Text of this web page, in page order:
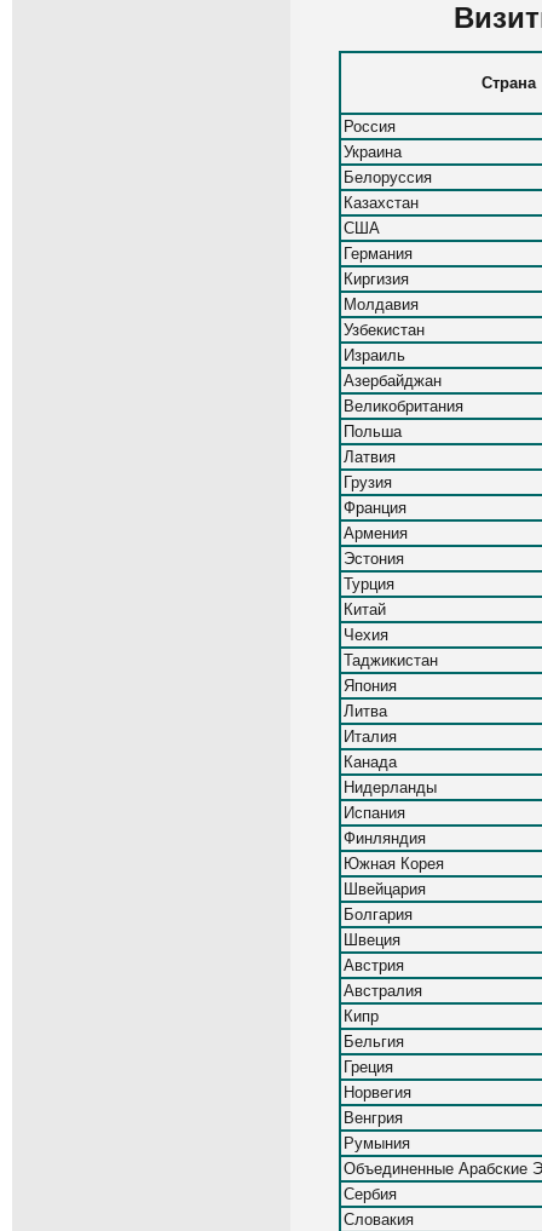
Страна
Россия
Украина
Белоруссия
Казахстан
США
Германия
Киргизия
Молдавия
Узбекистан
Израиль
Азербайджан
Великобритания
Польша
Латвия
Грузия
Франция
Армения
Эстония
Турция
Китай
Чехия
Таджикистан
Япония
Литва
Италия
Канада
Нидерланды
Испания
Финляндия
Южная Корея
Швейцария
Болгария
Швеция
Австрия
Австралия
Кипр
Бельгия
Греция
Норвегия
Венгрия
Румыния
Объединенные Арабские
Сербия
Словакия